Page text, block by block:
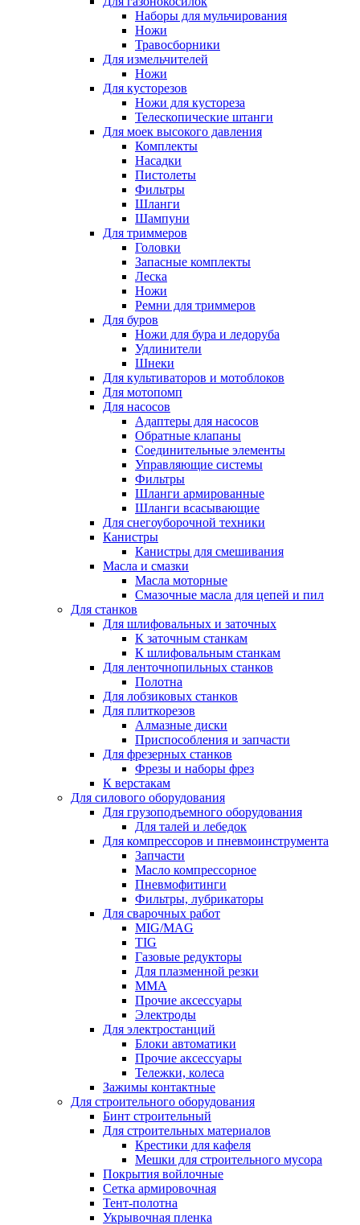
Наборы для мульчирования
Ножи
Травосборники
Для измельчителей
Ножи
Для кусторезов
Ножи для кустореза
Телескопические штанги
Для моек высокого давления
Комплекты
Насадки
Пистолеты
Фильтры
Шланги
Шампуни
Для триммеров
Головки
Запасные комплекты
Леска
Ножи
Ремни для триммеров
Для буров
Ножи для бура и ледоруба
Удлинители
Шнеки
Для культиваторов и мотоблоков
Для мотопомп
Для насосов
Адаптеры для насосов
Обратные клапаны
Соединительные элементы
Управляющие системы
Фильтры
Шланги армированные
Шланги всасывающие
Для снегоуборочной техники
Канистры
Канистры для смешивания
Масла и смазки
Масла моторные
Смазочные масла для цепей и пил
Для станков
Для шлифовальных и заточных
К заточным станкам
К шлифовальным станкам
Для ленточнопильных станков
Полотна
Для лобзиковых станков
Для плиткорезов
Алмазные диски
Приспособления и запчасти
Для фрезерных станков
Фрезы и наборы фрез
К верстакам
Для силового оборудования
Для грузоподъемного оборудования
Для талей и лебедок
Для компрессоров и пневмоинструмента
Запчасти
Масло компрессорное
Пневмофитинги
Фильтры, лубрикаторы
Для сварочных работ
MIG/MAG
TIG
Газовые редукторы
Для плазменной резки
ММА
Прочие аксессуары
Электроды
Для электростанций
Блоки автоматики
Прочие аксессуары
Тележки, колеса
Зажимы контактные
Для строительного оборудования
Бинт строительный
Для строительных материалов
Крестики для кафеля
Мешки для строительного мусора
Покрытия войлочные
Сетка армировочная
Тент-полотна
Укрывочная пленка